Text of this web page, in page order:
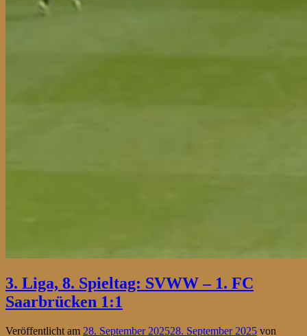
3. Liga, 8. Spieltag: SVWW – 1. FC
Saarbrücken 1:1
Veröffentlicht am 28. September 202528. September 2025 von